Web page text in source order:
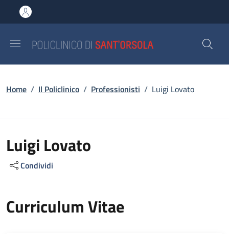
al contenuto principale
to footer content
Briciole di pane
Home / Il Policlinico / Professionisti / Luigi Lovato
Luigi Lovato
Condividi
Curriculum Vitae